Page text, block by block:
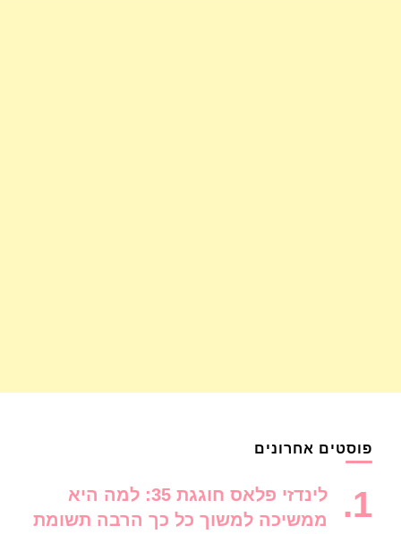
פוסטים אחרונים
לינדזי פלאס חוגגת 35: למה היא
ממשיכה למשוך כל כך הרבה תשומת